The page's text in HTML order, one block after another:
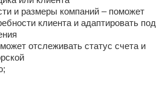
и размеры компаний – поможет
клиента и адаптировать под
отслеживать статус счета и